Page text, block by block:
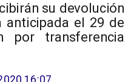
su devolución
anticipada el 29 de
por transferencia
16:07